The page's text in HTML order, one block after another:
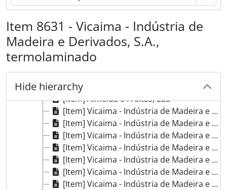
Item 8631 - Vicaima - Indústria de
Madeira e Derivados, S.A.,
termolaminado
Hide hierarchy
[Item] Almeida e Freitas, Lda
[Item] Almeida e Freitas, Lda
[Item] Almeida e Freitas, Lda
[Item] Almeida e Freitas, Lda
[Item] Almeida e Freitas, Lda
[Item] Almeida e Freitas, Lda
[Item] Almeida e Freitas, Lda
[Item] Almeida e Freitas, Lda
[Item] Vicaima - Indústria de Madeira e Derivados, S.A., termolaminado
[Item] Vicaima - Indústria de Madeira e Derivados, S.A., termolaminado
[Item] Vicaima - Indústria de Madeira e Derivados, S.A., termolaminado
[Item] Vicaima - Indústria de Madeira e Derivados, S.A., termolaminado
[Item] Vicaima - Indústria de Madeira e Derivados, S.A., termolaminado
[Item] Vicaima - Indústria de Madeira e Derivados, S.A., termolaminado
[Item] Vicaima - Indústria de Madeira e Derivados, S.A., termolaminado